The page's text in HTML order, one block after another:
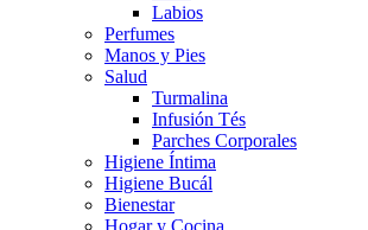
Labios
Perfumes
Manos y Pies
Salud
Turmalina
Infusión Tés
Parches Corporales
Higiene Íntima
Higiene Bucál
Bienestar
Hogar y Cocina